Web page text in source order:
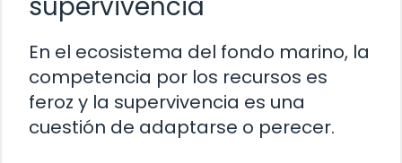
En el ecosistema del fondo marino, la
competencia por los recursos es
feroz y la supervivencia es una
cuestión de adaptarse o perecer.